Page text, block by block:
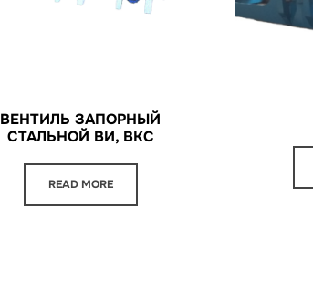
ВЕНТИЛЬ ЗАПОРНЫЙ
СТАЛЬНОЙ ВИ, ВКС
READ MORE